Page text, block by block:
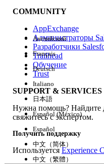
Возможности
COMMUNITY
AppExchange
Администраторы
Разработчики
Trailhead
Обучение
Trust
SUPPORT & SERVICES
Нужна помощь? Найдите
свяжитесь с экспертом.
Получить поддержку
ИспользуетсяExperience
Английский
Français
Deutsch
Italiano
日本語
Español (México)
Español
中文（简体）
中文（繁體）